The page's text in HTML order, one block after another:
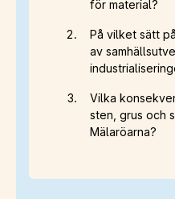
för material?
På vilket sätt
av
Vilka
sten, grus och
Mälaröarna?